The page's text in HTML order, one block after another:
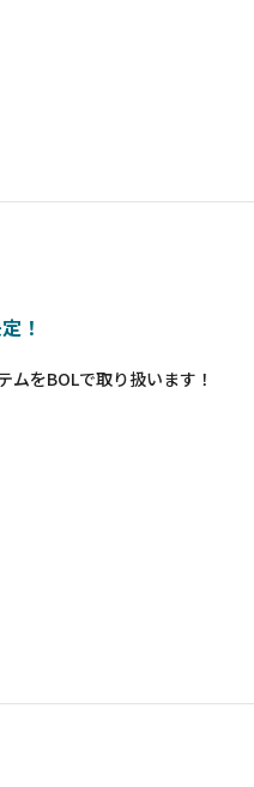
！
をBOLで取り扱います！